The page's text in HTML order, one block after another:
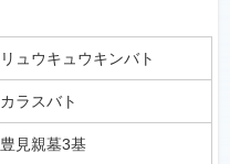
リュウキュウキンバト
カラスバト
豊見親墓3基